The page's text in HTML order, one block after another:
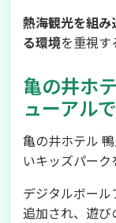
熱海観光を組
る環境を重視す
亀の井ホ
ューアル
亀の井ホテル
いキッズパーク
デジタルボー
追加され、遊び